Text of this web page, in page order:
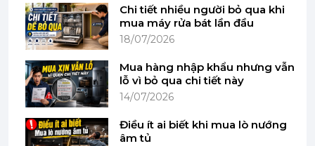
(Hình ảnh mang tính minh họa)
Thiết kế của sản phẩm
- Lò nướng Bosch này được thiết kế kiểu âm tủ,
sang trọng theo phong cách Châu Âu, vừa giúp
tiết kiệm không gian vừa mang lại tính thẩm mỹ
Chi tiết nhiều người bỏ qua khi
mua máy rửa bát lần đầu
18/07/2026
Mua hàng nhập khẩu nhưng vẫn
lỗ vì bỏ qua chi tiết này
14/07/2026
Điều ít ai biết khi mua lò nướng
âm tủ